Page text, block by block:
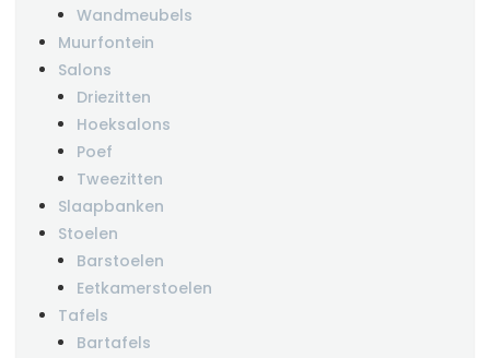
Wandmeubels
Muurfontein
Salons
Driezitten
Hoeksalons
Poef
Tweezitten
Slaapbanken
Stoelen
Barstoelen
Eetkamerstoelen
Tafels
Bartafels